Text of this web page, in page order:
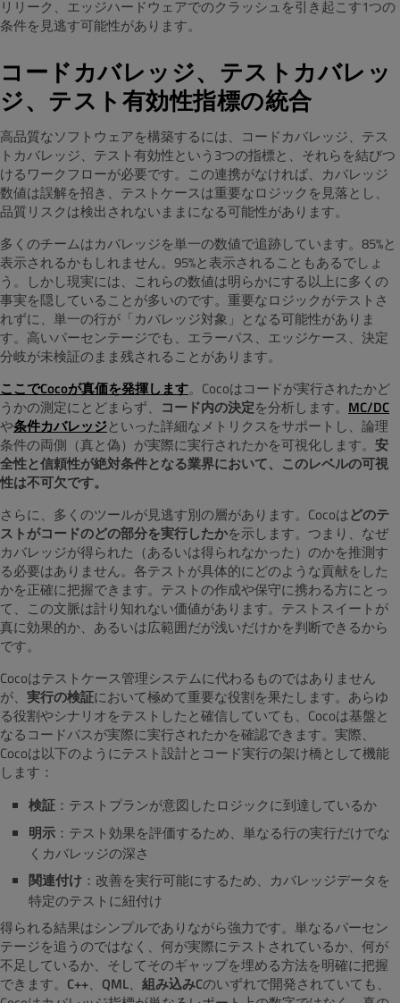
リリーク、エッジハードウェアでのクラッシュを引き起こす1つの
条件を見逃す可能性があります。
コードカバレッジ、テストカバレッ
ジ、テスト有効性指標の統合
高品質なソフトウェアを構築するには、コードカバレッジ、テス
トカバレッジ、テスト有効性という3つの指標と、それらを結びつ
けるワークフローが必要です。この連携がなければ、カバレッジ
数値は誤解を招き、テストケースは重要なロジックを見落とし、
品質リスクは検出されないままになる可能性があります。
多くのチームはカバレッジを単一の数値で追跡しています。85%と
表示されるかもしれません。95%と表示されることもあるでしょ
う。しかし現実には、これらの数値は明らかにする以上に多くの
事実を隠していることが多いのです。重要なロジックがテストさ
れずに、単一の行が「カバレッジ対象」となる可能性がありま
す。高いパーセンテージでも、エラーパス、エッジケース、決定
分岐が未検証のまま残されることがあります。
ここでCocoが真価を発揮します。Cocoはコードが実行されたかど
うかの測定にとどまらず、 コード内の決定を分析します。 MC/DC
や条件カバレッジといった詳細なメトリクスをサポートし、論理
条件の両側（真と偽）が実際に実行されたかを可視化します。 安
全性と信頼性が絶対条件となる業界において、このレベルの可視
性は不可欠です。
さらに、多くのツールが見逃す別の層があります。Cocoはどのテ
ストがコードのどの部分を実行したかを示します。つまり、なぜ
カバレッジが得られた（あるいは得られなかった）のかを推測す
る必要はありません。各テストが具体的にどのような貢献をした
かを正確に把握できます。テストの作成や保守に携わる方にとっ
て、この文脈は計り知れない価値があります。テストスイートが
真に効果的か、あるいは広範囲だが浅いだけかを判断できるから
です。
Cocoはテストケース管理システムに代わるものではありません
が、 実行の検証において極めて重要な役割を果たします。あらゆ
る役割やシナリオをテストしたと確信していても、Cocoは基盤と
なるコードパスが実際に実行されたかを確認できます。実際、
Cocoは以下のようにテスト設計とコード実行の架け橋として機能
します：
検証 ：テストプランが意図したロジックに到達しているか
明示 ：テスト効果を評価するため、単なる行の実行だけでな
くカバレッジの深さ
関連付け ：改善を実行可能にするため、カバレッジデータを
特定のテストに紐付け
得られる結果はシンプルでありながら強力です。単なるパーセン
テージを追うのではなく、何が実際にテストされているか、何が
不足しているか、そしてそのギャップを埋める方法を明確に把握
できます。 C++、 QML、 組み込みCのいずれで開発されていても、